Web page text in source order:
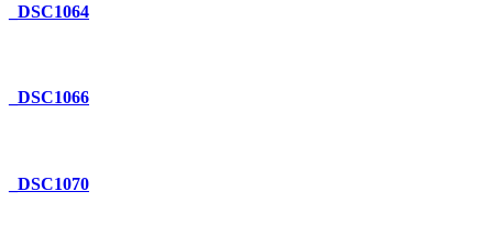
_DSC1064
_DSC1066
_DSC1070